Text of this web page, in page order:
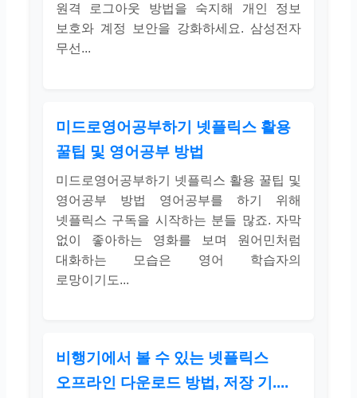
원격 로그아웃 방법을 숙지해 개인 정보
보호와 계정 보안을 강화하세요. 삼성전자
무선...
미드로영어공부하기 넷플릭스 활용
꿀팁 및 영어공부 방법
미드로영어공부하기 넷플릭스 활용 꿀팁 및
영어공부 방법 영어공부를 하기 위해
넷플릭스 구독을 시작하는 분들 많죠. 자막
없이 좋아하는 영화를 보며 원어민처럼
대화하는 모습은 영어 학습자의
로망이기도...
비행기에서 볼 수 있는 넷플릭스
오프라인 다운로드 방법, 저장 기....